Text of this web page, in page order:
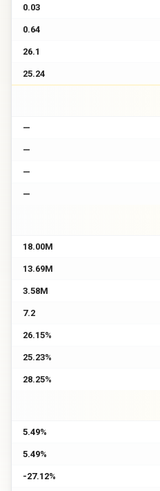
0.03
0.64
26.1
25.24
—
—
—
—
18.00M
13.69M
3.58M
7.2
26.15%
25.23%
28.25%
5.49%
5.49%
-27.12%